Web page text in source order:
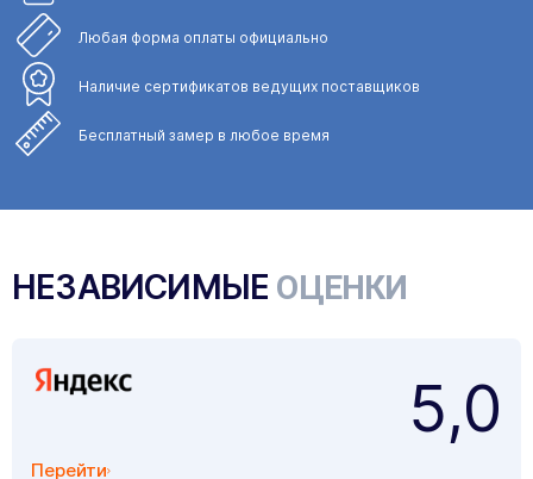
Любая форма оплаты официально
Наличие сертификатов ведущих поставщиков
Бесплатный замер в любое время
НЕЗАВИСИМЫЕ ОЦЕНКИ
Перейти
5,0